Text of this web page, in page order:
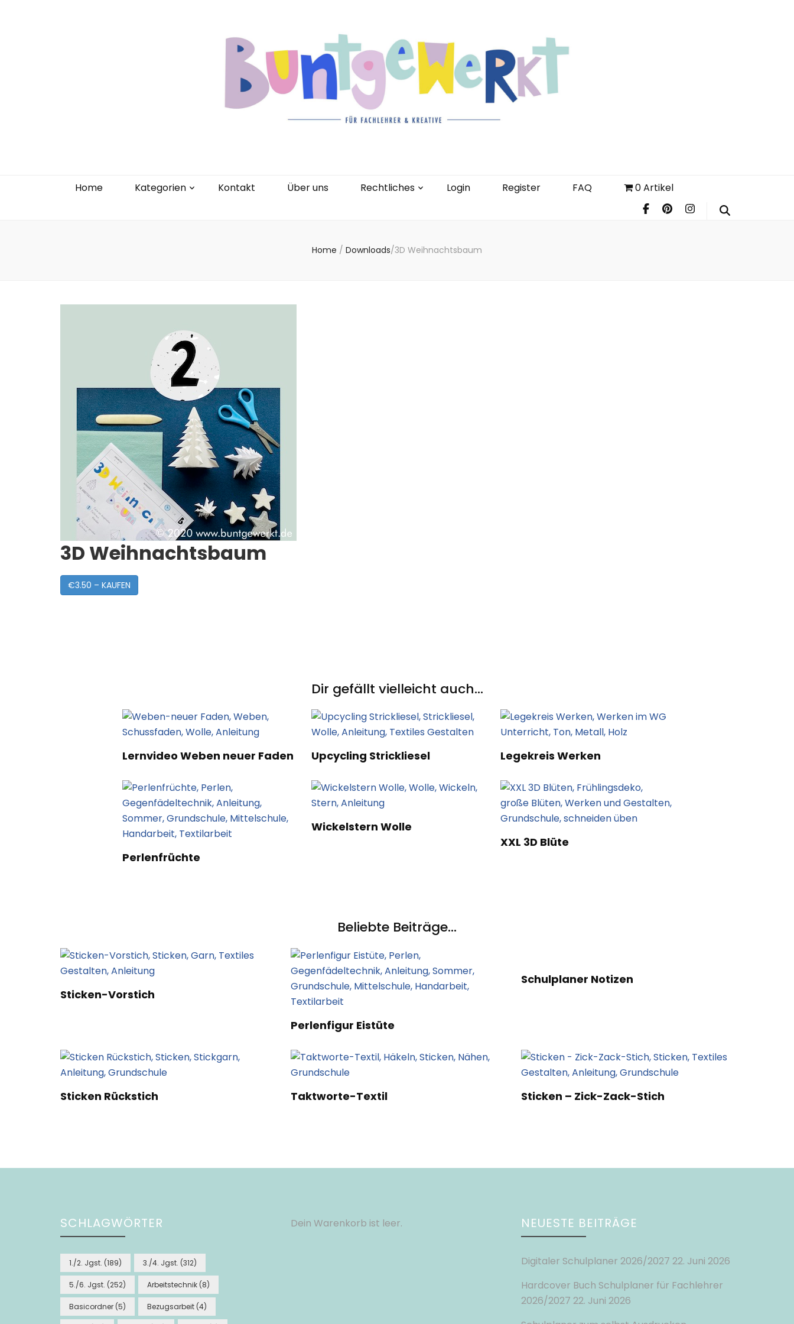
Home Kategorien Kontakt Über uns Rechtliches Login Register FAQ 0 Artikel
Home / Downloads/3D Weihnachtsbaum
3D Weihnachtsbaum
€3.50 – KAUFEN
Dir gefällt vielleicht auch...
Lernvideo Weben neuer Faden Upcycling Strickliesel Legekreis Werken
Perlenfrüchte
Wickelstern Wolle
XXL 3D Blüte
Beliebte Beiträge...
Sticken-Vorstich
Perlenfigur Eistüte
Schulplaner Notizen
Sticken Rückstich Taktworte-Textil Sticken – Zick-Zack-Stich
SCHLAGWÖRTER
1./2. Jgst. (189) 3./4. Jgst. (312)
5./6. Jgst. (252) Arbeitstechnik (8)
Basicordner (5) Bezugsarbeit (4)
Dein Warenkorb ist leer. NEUESTE BEITRÄGE
Digitaler Schulplaner 2026/2027 22. Juni 2026
Hardcover Buch Schulplaner für Fachlehrer
2026/2027 22. Juni 2026